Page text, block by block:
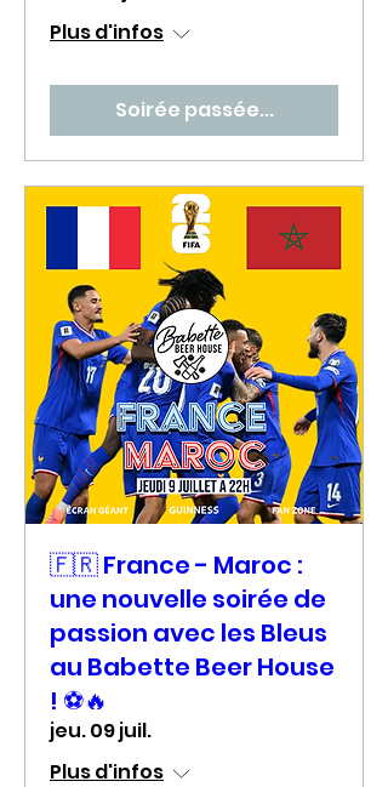
Plus d'infos
Soirée passée...
🇫🇷 France - Maroc :
une nouvelle soirée de
passion avec les Bleus
au Babette Beer House
! ⚽🔥
jeu. 09 juil.
Plus d'infos